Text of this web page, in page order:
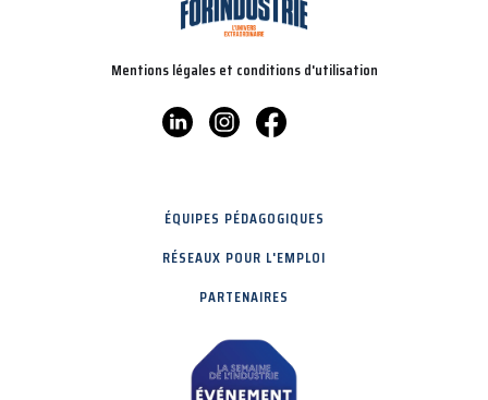
Mentions légales et conditions d'utilisation
ÉQUIPES PÉDAGOGIQUES
RÉSEAUX POUR L'EMPLOI
PARTENAIRES